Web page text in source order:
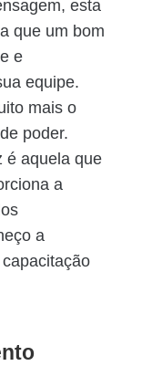
esta
que um bom
e
equipe.
mais o
poder.
é aquela que
a
a